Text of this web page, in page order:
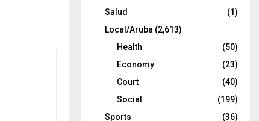
Salud
(1)
Local/Aruba (2,613)
Health
(50)
Economy
(23)
Court
(40)
Social
(199)
Sports
(36)